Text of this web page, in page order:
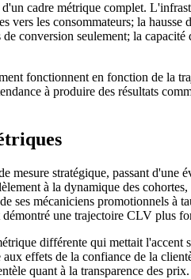
cadre métrique complet.
les consommateurs; la
conversion seulement; la
fonctionnent en fonction de la
à produire des résultats
stratégique, passant d'une
à la dynamique des
mécaniciens promotionnels à
une trajectoire CLV plus
différente qui mettait
effets de la confiance de la
quant à la transparence des prix.